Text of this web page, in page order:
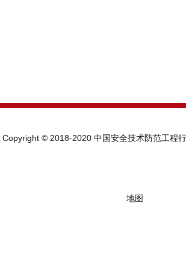
Copyright © 2018-2020 中国安全技术防范工程
地图